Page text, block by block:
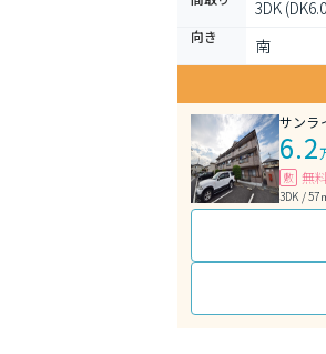
3DK
向き
南
サンラ
6.2
敷 無料
3DK / 57